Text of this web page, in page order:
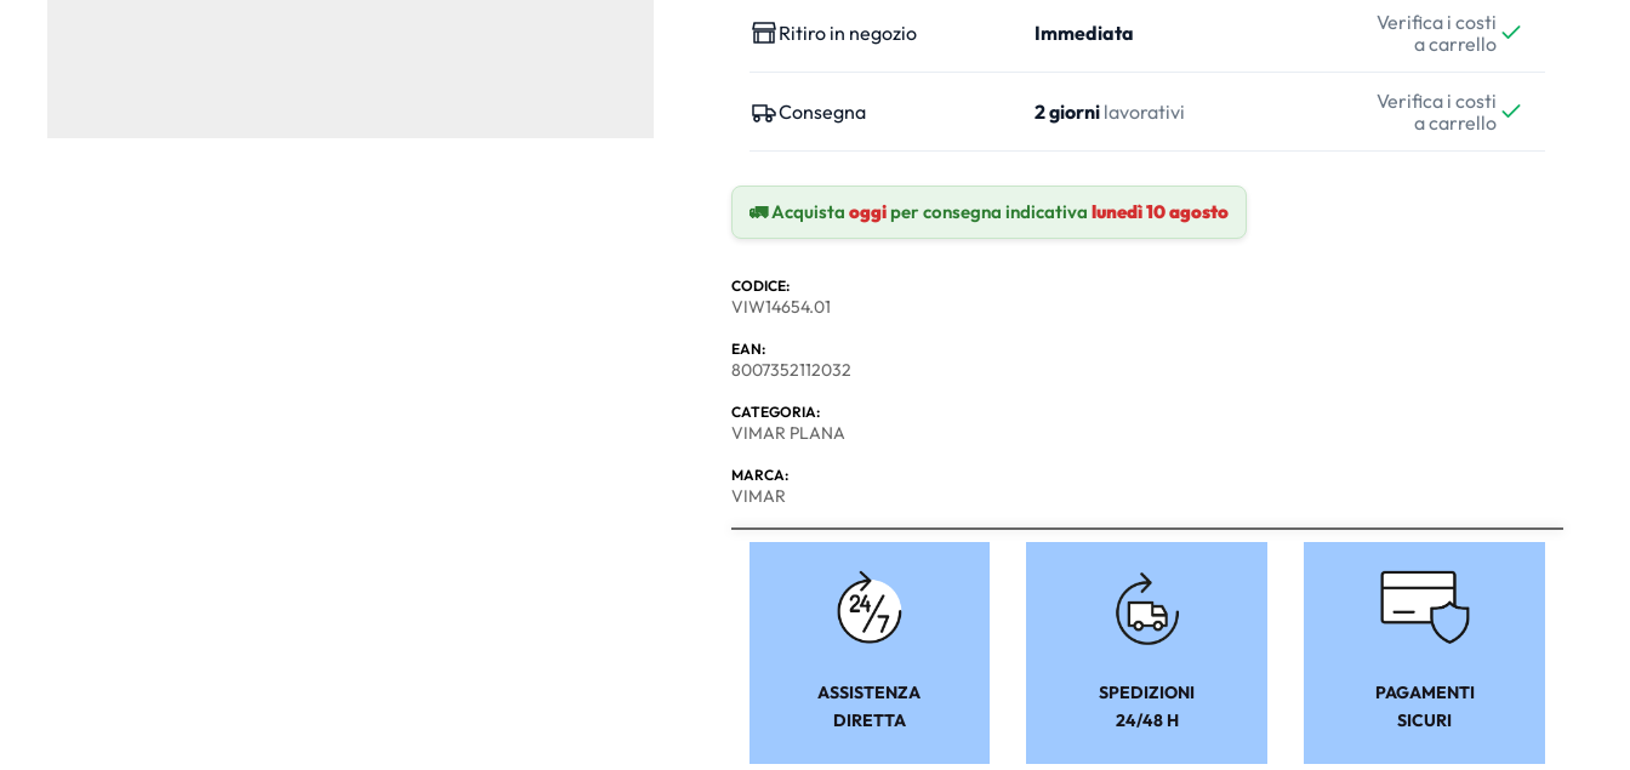
Ritiro in negozio Immediata
Verifica i costi
a carrello
Consegna 2 giornilavorativi
Verifica i costi
a carrello
🚛 Acquista oggiper consegna indicativa lunedì 10 agosto
CODICE:
VIW14654.01
EAN:
8007352112032
CATEGORIA:
VIMAR PLANA
MARCA:
VIMAR
ASSISTENZA
DIRETTA
SPEDIZIONI
24/48 H
PAGAMENTI
SICURI